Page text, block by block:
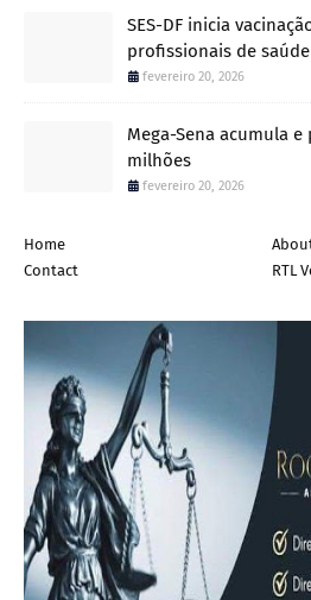
SES-DF inicia
profissionais de
fevereiro 20, 2026
Mega-Sena acumula e
milhões
fevereiro 20, 2026
Home
Contact
RTL